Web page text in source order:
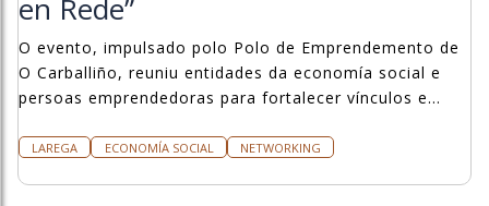
en Rede”
O evento, impulsado polo Polo de Emprendemento de
O Carballiño, reuniu entidades da economía social e
persoas emprendedoras para fortalecer vínculos e
LAREGA ECONOMÍA SOCIAL NETWORKING